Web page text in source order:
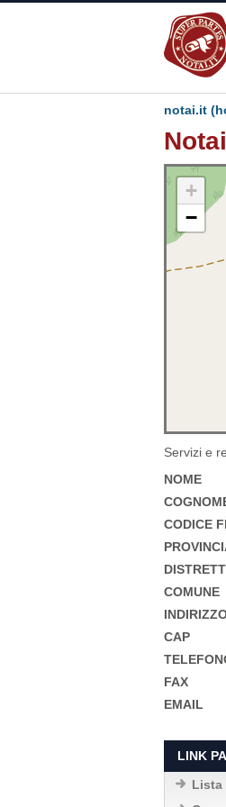
notai.it
+
−
Servizi e
NOME
CODICE
COMUNE
CAP
FAX
EMAIL
LINK
Lista